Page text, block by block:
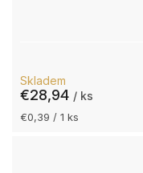
Skladem
€28,94 / ks
Jednotková
€0,39 / 1 ks